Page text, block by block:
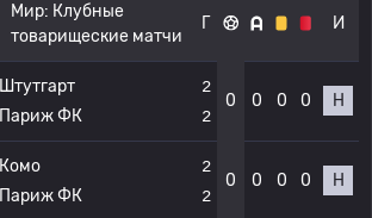
Мир: Клубные
товарищеские матчи
Г И
Штутгарт
Париж ФК
2
2
0 0 0 0 Н
Комо
Париж ФК
2
2
0 0 0 0 Н